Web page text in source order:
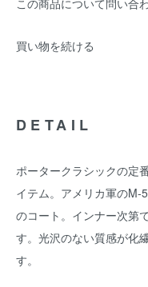
この商品について問い合
買い物を続ける
DETAIL
ポータークラシックの定
イテム。アメリカ軍のM-
のコート。インナー次第
す。光沢のない質感が化
す。